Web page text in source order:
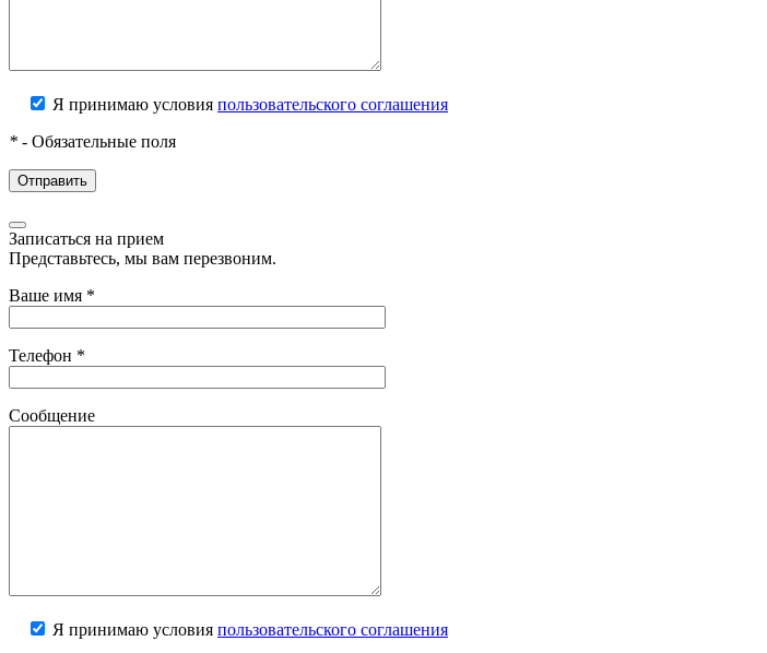
Я принимаю условия пользовательского соглашения
* - Обязательные поля
Записаться на прием
Представьтесь, мы вам перезвоним.
Ваше имя *
Телефон *
Сообщение
Я принимаю условия пользовательского соглашения